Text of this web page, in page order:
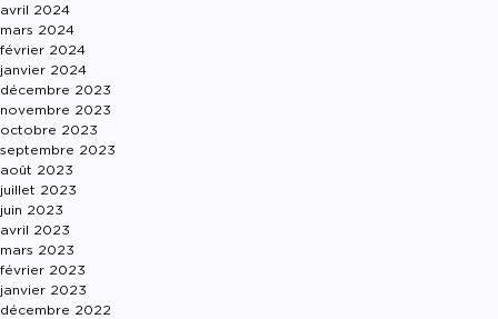
avril 2024
mars 2024
février 2024
janvier 2024
décembre 2023
novembre 2023
octobre 2023
septembre 2023
août 2023
juillet 2023
juin 2023
avril 2023
mars 2023
février 2023
janvier 2023
décembre 2022